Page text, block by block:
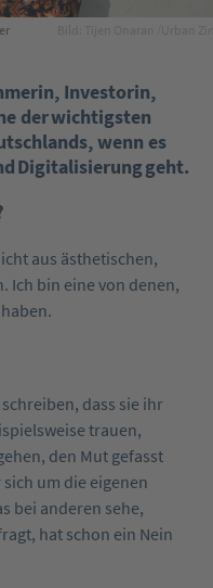
Investorin,
der wichtigsten
wenn es
Digitalisierung geht.
aus ästhetischen,
Ich bin eine von denen,
dass sie ihr
trauen,
den Mut gefasst
um die eigenen
bei anderen sehe,
hat schon ein Nein